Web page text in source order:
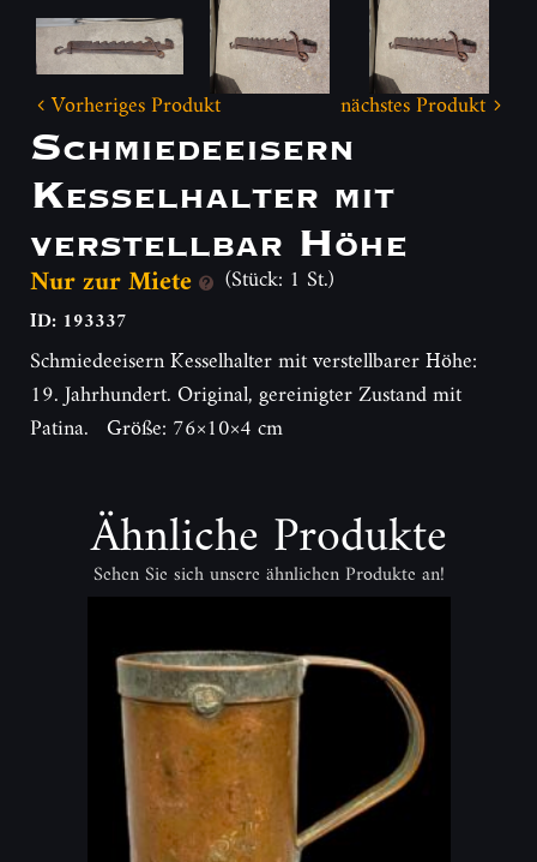
Vorheriges Produkt nächstes Produkt
Schmiedeeisern
Kesselhalter mit
verstellbar Höhe
Nur zur Miete (Stück: 1 St.)
ID: 193337
Schmiedeeisern Kesselhalter mit verstellbarer Höhe:
19. Jahrhundert. Original, gereinigter Zustand mit
Patina. Größe: 76×10×4 cm
Ähnliche Produkte
Sehen Sie sich unsere ähnlichen Produkte an!